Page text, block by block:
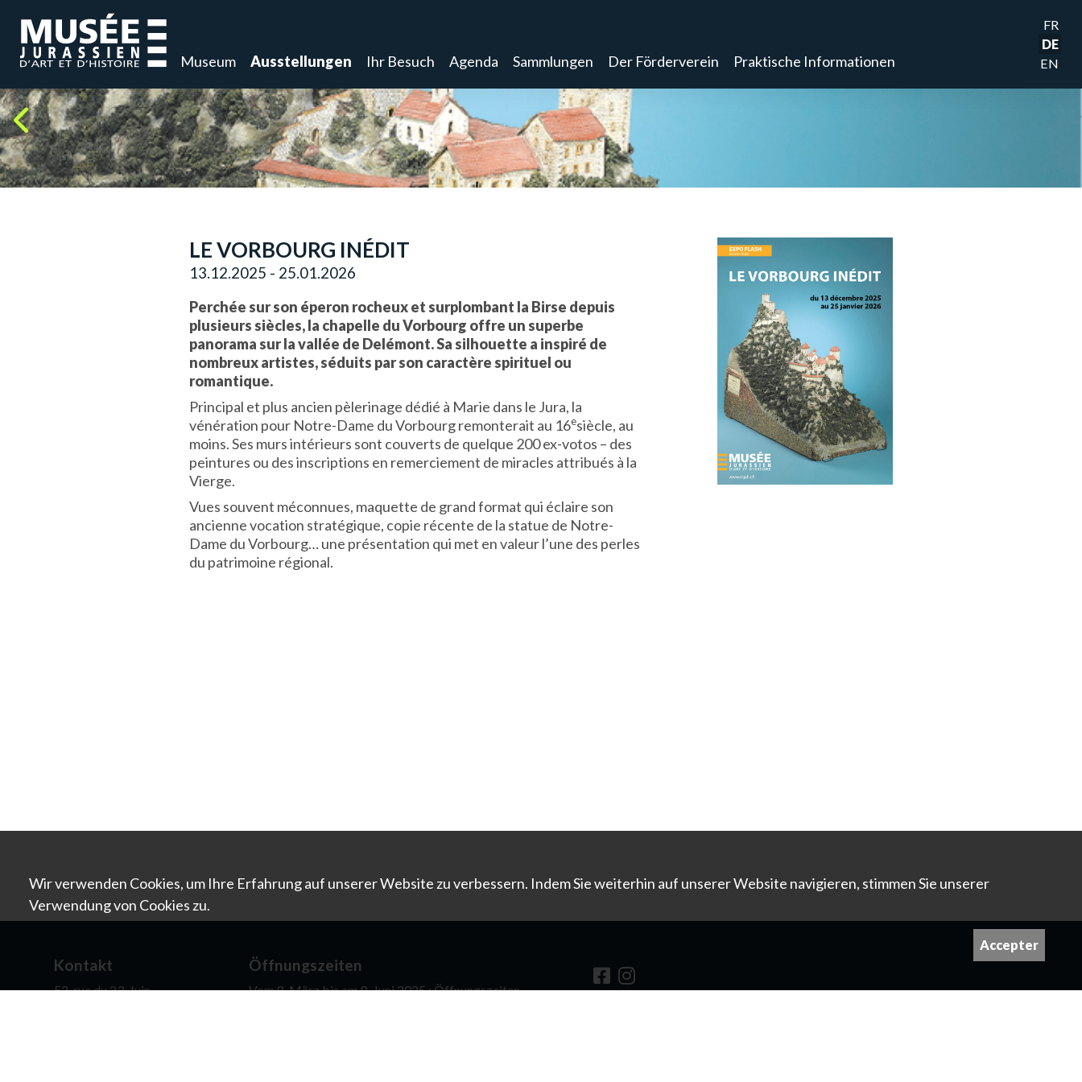
Museum Ausstellungen Ihr Besuch Agenda Sammlungen Der Förderverein Praktische Informationen
FR
DE
EN
LE VORBOURG INÉDIT
13.12.2025 - 25.01.2026
Perchée sur son éperon rocheux et surplombant la Birse depuis
plusieurs siècles, la chapelle du Vorbourg offre un superbe
panorama sur la vallée de Delémont. Sa silhouette a inspiré de
nombreux artistes, séduits par son caractère spirituel ou
romantique.
Principal et plus ancien pèlerinage dédié à Marie dans le Jura, la
vénération pour Notre-Dame du Vorbourg remonterait au 16esiècle, au
moins. Ses murs intérieurs sont couverts de quelque 200 ex-votos – des
peintures ou des inscriptions en remerciement de miracles attribués à la
Vierge.
Vues souvent méconnues, maquette de grand format qui éclaire son
ancienne vocation stratégique, copie récente de la statue de Notre-
Dame du Vorbourg… une présentation qui met en valeur l’une des perles
du patrimoine régional.
Kontakt
52, rue du 23-Juin
Öffnungszeiten
Vom 8. März bis am 8. Juni 2025 : Öffnungszeiten -
Wir verwenden Cookies, um Ihre Erfahrung auf unserer Website zu verbessern. Indem Sie weiterhin auf unserer Website navigieren, stimmen Sie unserer
Verwendung von Cookies zu.
Accepter